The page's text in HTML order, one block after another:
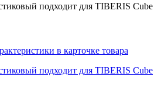
подходит для TIBERIS Cube
в карточке товара
подходит для TIBERIS Cube